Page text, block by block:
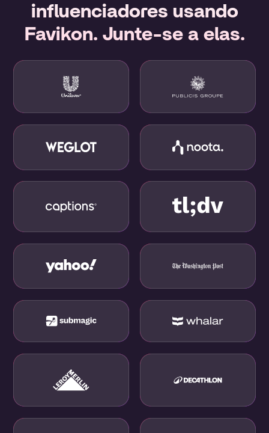
influenciadores usando
Favikon. Junte-se a elas.